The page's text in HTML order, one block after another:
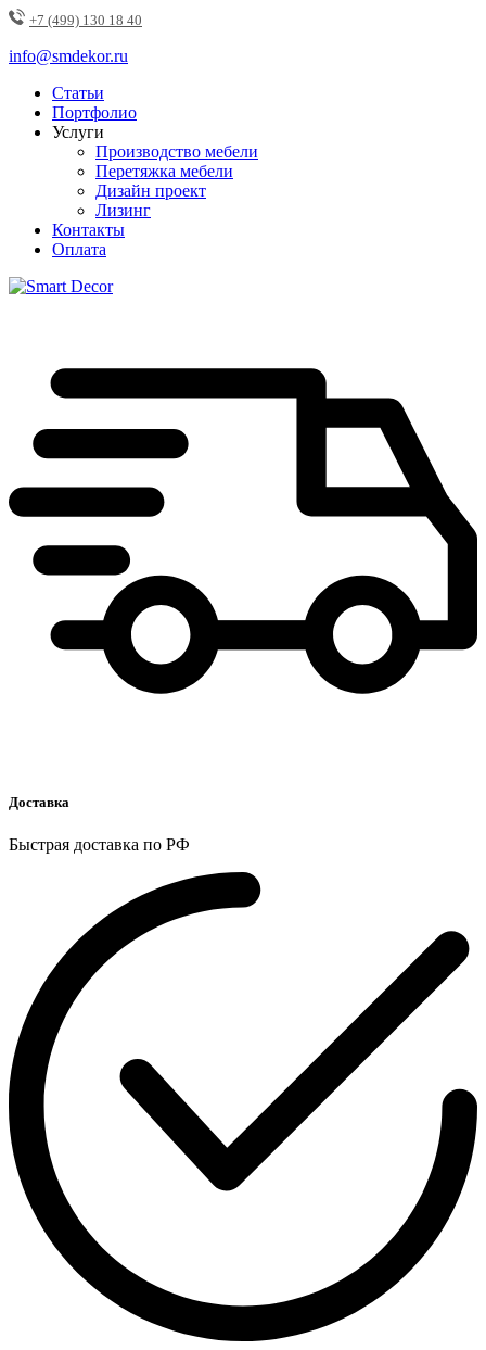
+7 (499) 130 18 40
info@smdekor.ru
Статьи
Портфолио
Услуги
Производство мебели
Перетяжка мебели
Дизайн проект
Лизинг
Контакты
Оплата
Доставка
Быстрая доставка по РФ